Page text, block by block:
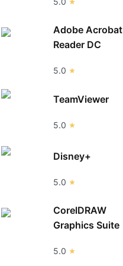
Adobe Acrobat
Reader DC
5.0
TeamViewer
5.0
Disney+
5.0
CorelDRAW
Graphics Suite
5.0